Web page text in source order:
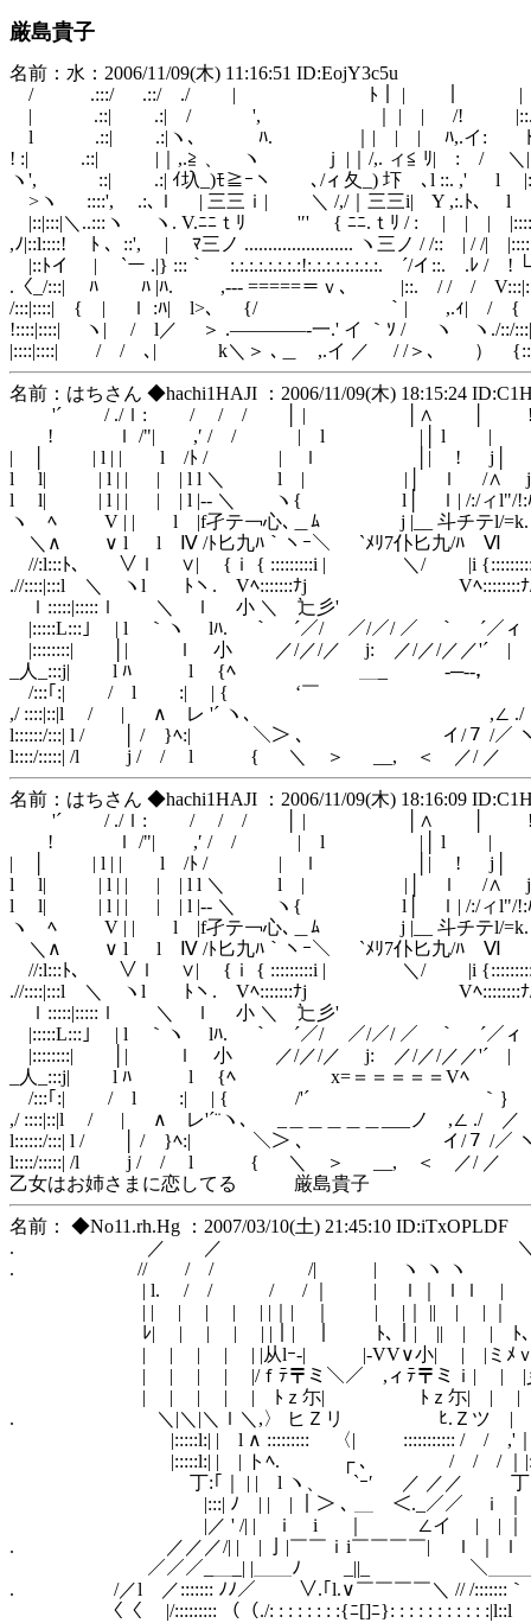
厳島貴子
名前：水：2006/11/09(木) 11:16:51 ID:EojY3c5u
/ .:::/ .::/ ./ | ﾄ｜ | ｜
| .::| .:| / ', ｜ | | /! |::.､::.
l .::| .:|ヽ､ ﾊ. ｜| | | ﾊ,.イ: ﾄ 、ヽ
! :| .::| |｜,.≧ 、 ヽ ｊ |｜/,. ィ≦ ﾘ| : / ＼
ヽ', ::| .:| ｲ圦_)ﾓ≧ｰヽ ､/ィ夂_) 圷ゝ､l ::. ,' l
>ヽ ::::', .:､ｌ | 三三ｉ| ＼ /,/｜三三i| Y ,:.ﾄ､ l
|::|:::|＼..:::ヽ ヽ. V.ﾆﾆｔﾘ '′' { ﾆﾆ.ｔﾘ / : | | |
,ﾉ|::l::::! ﾄ 、::', | ﾏ三ノ ....................... ヽ三ノ / /:: | / /
|::ﾄイ | `ー .|} :::｀￣ :.:.:.:.:.:.:.:!:.:.:.:.:.:.:.:.￣´/イ::. .ﾚ / ! └
.〈_/:::| ﾊ ﾊ |ﾊ. ,--‐ =====＝ｖ､ |::. / / /
/:::|::::| { | ｌ :ﾊ| l>、 {/ ｀| ,.ｨ| / {
!::::|::::| ヽ| / l／ ＞ .――――‐一.' イ ｀ｿ / ヽ ヽ./::/
|::::|::::| / / ､| k＼＞ ､＿ ,.イ ／ / /＞､ ）
名前：はちさん ◆hachi1HAJI ：2006/11/09(木) 18:15:24
'´ / ./ｌ: / / / │ | │∧ │
! ｌ /"| ,′ / / | l |│ l | |
| │ | l | | l /ﾄ / | ｌ │| ! j│ │
l l| | l | | | | l l ＼ l | |│ ｌ /∧ j.斗 :l
l l| | l | | | | l |-- ＼ ヽ{ l│ ｌ| /:/ィl"/!:ﾊ|
ヽ ﾍ V | | l |f孑テ￢心､＿ﾑ j |__ 斗チテl/
＼∧ ∨ l l Ⅳ /ﾄ匕九ﾊ｀ヽｰ＼ `ﾒﾘ7仆匕九/ﾊ
//:l:::ﾄ､ ∨ｌ ∨| {ｉ { :::::::::i | ＼/ |i {:::::::::::
.//::::|:::l ＼ ヽl ﾄヽ. Vﾍ:::::::ﾅj Vﾍ::::::::ﾅ/ / /
ｌ:::::|:::::ｌ ＼ ｌ 小 ＼ゝ辷彡' ゝ辷
|:::::L:::｣ | l ｀ヽ lﾊ. ｀ ￣´／/ ／/／/ ／ ｀ ￣´
|::::::::| │| ｌ 小 ／/／/／ j: ／/／/／／
_人_:::j| l ﾊ l {ﾍ ＿_ -─‐‐，
/:::｢:| / l :| | {ゝ ‘￣ ｨl /
,/ ::::|::|l / | ∧ レ '´ ヽ､ ,∠ ./
l::::::/:::| l / │ / }ﾍ:| ＼＞ ､ イ/７ /／ ヽ
l::::/:::::| /l j / / l { ＼ ＞ __, ＜ ／/ ／
名前：はちさん ◆hachi1HAJI ：2006/11/09(木) 18:16:09
'´ / ./ｌ: / / / │ | │∧ │
! ｌ /"| ,′ / / | l |│ l | |
| │ | l | | l /ﾄ / | ｌ │| ! j│ │
l l| | l | | | | l l ＼ l | |│ ｌ /∧ j.斗 :l
l l| | l | | | | l |-- ＼ ヽ{ l│ ｌ| /:/ィl"/!:ﾊ|
ヽ ﾍ V | | l |f孑テ￢心､＿ﾑ j |__ 斗チテl/
＼∧ ∨ l l Ⅳ /ﾄ匕九ﾊ｀ヽｰ＼ `ﾒﾘ7仆匕九/ﾊ
//:l:::ﾄ､ ∨ｌ ∨| {ｉ { :::::::::i | ＼/ |i {:::::::::::
.//::::|:::l ＼ ヽl ﾄヽ. Vﾍ:::::::ﾅj Vﾍ::::::::ﾅ/ / / l|
ｌ:::::|:::::ｌ ＼ ｌ 小 ＼ゝ辷彡' ゝ辷
|:::::L:::｣ | l ｀ヽ lﾊ. ｀ ￣´／/ ／/／/ ／ ｀ ￣´
|::::::::| │| ｌ 小 ／/／/／ j: ／/／/／／
_人_:::j| l ﾊ l {ﾍ x=＝＝＝＝＝V
/:::｢:| / l :| | {ゝ /'´ ｀｝ ｨl
,/ ::::|::|l / | ∧ レ'´¨ヽ､ ゝ _＿＿＿＿＿___ノ ,∠
l::::::/:::| l / │ / }ﾍ:| ＼＞ ､ イ/７ /／ ヽ
l::::/:::::| /l j / / l { ＼ ＞ __, ＜ ／/ ／
乙女はお姉さまに恋してる 厳島貴子
名前： ◆No11.rh.Hg ：2007/03/10(土) 21:45:10 ID:iTxOPLDF
. ／ ／ ＼
. // / / /| | ヽ ヽ ヽ
| l. / / / / ｜ | ｌ｜ ｌｌ | ｌ
| | | | | | |｜| ｜ | |｜ || | | ｜
ﾚ| | | | | |｜| ｜ ﾄ､｜| || | | ﾄ､
| | | | | |从lｰ-| |‐VV∨小| | |ミﾒｖ|
| | | | |/ｆﾃ〒ミ＼／ ,ィﾃ〒ミｉ| | |
| | | | | ﾄｚ尓| ﾄｚ尓| | | |丨
. ＼|＼|＼ｌ＼,〉 ヒＺリ ﾋ.Ｚツ | | |
|:::::l:| | l ∧ ::::::::: 〈| ::::::::::: / / ,'｜
|:::::l:| | | トﾍ. ┌ ､ / / / ｜
丁:｢｜ | | l ヽ、 `ｰ′ ／ ／／ 丁
|:::| ﾉ | | | ｜＞ ､ ＿ ＜._／／ ｉ ｜ |
|／ ' /| | ｉ i ｜ ∠イ | | ｜ ｌ
. ／／／/| | | 亅|￣￣ｉi￣￣￣￣| ｌ ｜ ｌ Ｌ
／／／_＿_| |＿＿ﾉ _||_ ＼＿＿＿
. /／l ／::::::: ﾉﾉ／￣￣ ∨.｢l.∨￣￣￣￣＼ // /:::::::｀
〈〈 |/::::::::: （（./: : : : : : : :{ﾆ[]ﾆ}: : : : : : : : : :